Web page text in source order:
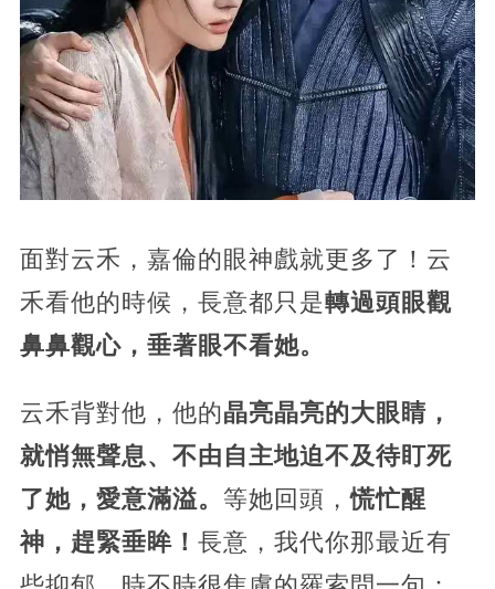
面對云禾，嘉倫的眼神戲就更多了！云
禾看他的時候，長意都只是轉過頭眼觀
鼻鼻觀心，垂著眼不看她。
云禾背對他，他的晶亮晶亮的大眼睛，
就悄無聲息、不由自主地迫不及待盯死
了她，愛意滿溢。 等她回頭，慌忙醒
神，趕緊垂眸！ 長意，我代你那最近有